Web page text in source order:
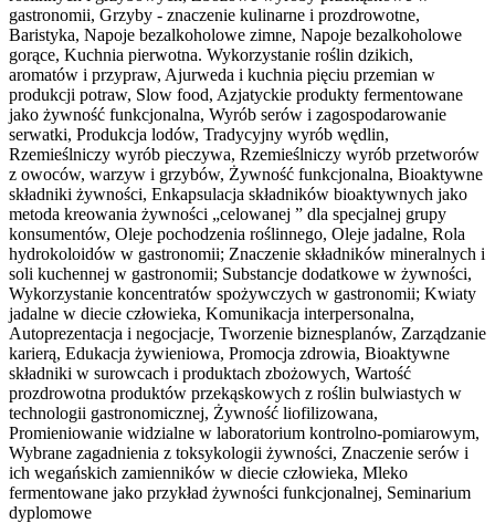
gastronomii, Grzyby - znaczenie kulinarne i prozdrowotne,
Baristyka, Napoje bezalkoholowe zimne, Napoje bezalkoholowe
gorące, Kuchnia pierwotna. Wykorzystanie roślin dzikich,
aromatów i przypraw, Ajurweda i kuchnia pięciu przemian w
produkcji potraw, Slow food, Azjatyckie produkty fermentowane
jako żywność funkcjonalna, Wyrób serów i zagospodarowanie
serwatki, Produkcja lodów, Tradycyjny wyrób wędlin,
Rzemieślniczy wyrób pieczywa, Rzemieślniczy wyrób przetworów
z owoców, warzyw i grzybów, Żywność funkcjonalna, Bioaktywne
składniki żywności, Enkapsulacja składników bioaktywnych jako
metoda kreowania żywności „celowanej ” dla specjalnej grupy
konsumentów, Oleje pochodzenia roślinnego, Oleje jadalne, Rola
hydrokoloidów w gastronomii; Znaczenie składników mineralnych i
soli kuchennej w gastronomii; Substancje dodatkowe w żywności,
Wykorzystanie koncentratów spożywczych w gastronomii; Kwiaty
jadalne w diecie człowieka, Komunikacja interpersonalna,
Autoprezentacja i negocjacje, Tworzenie biznesplanów, Zarządzanie
karierą, Edukacja żywieniowa, Promocja zdrowia, Bioaktywne
składniki w surowcach i produktach zbożowych, Wartość
prozdrowotna produktów przekąskowych z roślin bulwiastych w
technologii gastronomicznej, Żywność liofilizowana,
Promieniowanie widzialne w laboratorium kontrolno-pomiarowym,
Wybrane zagadnienia z toksykologii żywności, Znaczenie serów i
ich wegańskich zamienników w diecie człowieka, Mleko
fermentowane jako przykład żywności funkcjonalnej, Seminarium
dyplomowe